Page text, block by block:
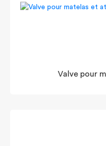
Valve pour